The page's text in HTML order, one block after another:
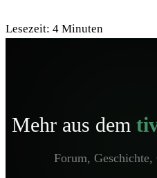
Lesezeit: 4 Minuten
Mehr aus dem
Forum,